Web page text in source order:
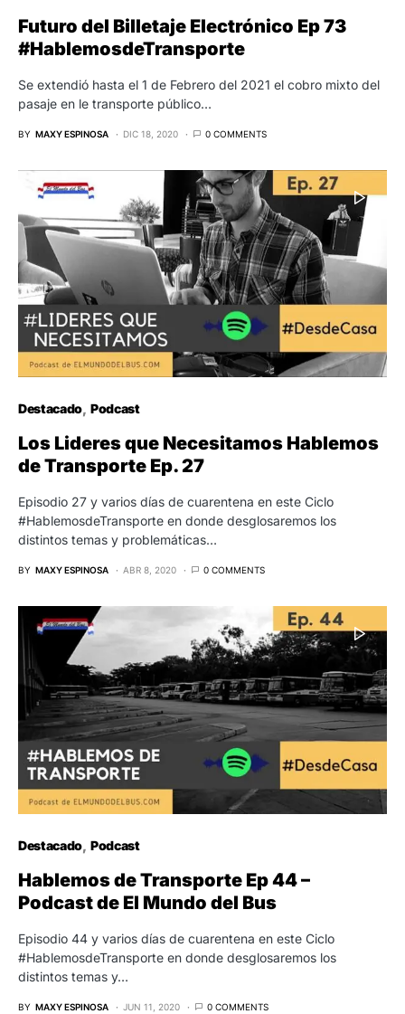
Futuro del Billetaje Electrónico Ep 73
#HablemosdeTransporte
Se extendió hasta el 1 de Febrero del 2021 el cobro mixto del
pasaje en le transporte público…
BY MAXY ESPINOSA DIC 18, 2020 0 COMMENTS
Destacado Podcast
Los Lideres que Necesitamos Hablemos
de Transporte Ep. 27
Episodio 27 y varios días de cuarentena en este Ciclo
#HablemosdeTransporte en donde desglosaremos los
distintos temas y problemáticas…
BY MAXY ESPINOSA ABR 8, 2020 0 COMMENTS
Destacado Podcast
Hablemos de Transporte Ep 44 –
Podcast de El Mundo del Bus
Episodio 44 y varios días de cuarentena en este Ciclo
#HablemosdeTransporte en donde desglosaremos los
distintos temas y…
BY MAXY ESPINOSA JUN 11, 2020 0 COMMENTS